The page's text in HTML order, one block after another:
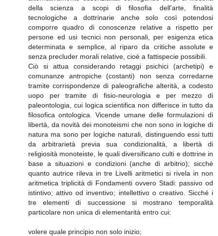
della scienza a scopi di filosofia dell'arte, finalità
tecnologiche a dottrinarie anche solo così potendosi
comporre quadro di conoscenze relative a rispetto per
persone ed usi tecnici non personali, per esigenza etica
determinata e semplice, al riparo da critiche assolute e
senza precluder morali relative, cioè a fattispecie possibili.
Ciò si attua considerando retaggi psichici (archetipi) e
comunanze antropiche (costanti) non senza corredarne
tramite corrispondenze di paleografiche alterità, a codesto
uopo per tramite di fisio-neurologia e per mezzo di
paleontologia, cui logica scientifica non differisce in tutto da
filosofica ontologica. Vicende umane delle formulazioni di
libertà, da novità dei monoteismi che non sono in logiche di
natura ma sono per logiche naturali, distinguendo essi tutti
da arbitrarietà previa sua condizionalità, a libertà di
religiosità monoteiste, le quali diversificano culti e dottrine in
base a situazioni e condizioni (anche di arbitrio); sicché
quanto autrice rileva in tre Livelli aritmetici si rivela in non
aritmetica triplicità di Fondamenti ovvero Stadi: passivo od
istintivo; attivo od inventivo; intellettivo o creativo. Sicché i
tre elementi di successione si mostrano temporalità
particolare non unica di elementarità entro cui:
volere quale principio non solo inizio;